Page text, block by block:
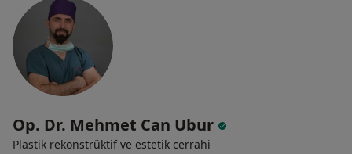
Op. Dr. Mehmet Can Ubur
Plastik rekonstrüktif ve estetik cerrahi